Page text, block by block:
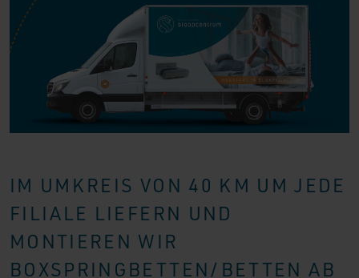
IM UMKREIS VON 40 KM UM JEDE
FILIALE LIEFERN UND
MONTIEREN WIR
BOXSPRINGBETTEN/BETTEN AB